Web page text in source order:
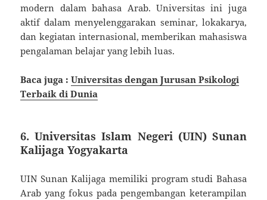
modern dalam bahasa Arab. Universitas ini juga
aktif dalam menyelenggarakan seminar, lokakarya,
dan kegiatan internasional, memberikan mahasiswa
pengalaman belajar yang lebih luas.
Baca juga :Universitas dengan Jurusan Psikologi
Terbaik di Dunia
6. Universitas Islam Negeri (UIN) Sunan
Kalijaga Yogyakarta
UIN Sunan Kalijaga memiliki program studi Bahasa
Arab yang fokus pada pengembangan keterampilan